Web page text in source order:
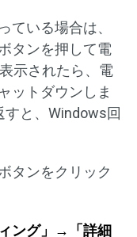
ている場合は、
タンを押して電
示されたら、電
ットダウンしま
と、Windows回
タンをクリック
ング」→「詳細